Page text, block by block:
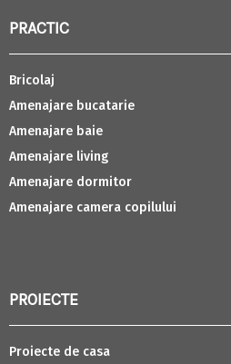
PRACTIC
Bricolaj
Amenajare bucatarie
Amenajare baie
Amenajare living
Amenajare dormitor
Amenajare camera copilului
PROIECTE
Proiecte de casa